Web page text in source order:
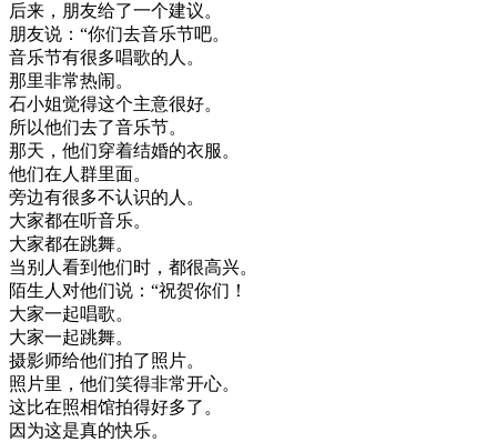
后来 ， 朋友给了一个建议。
朋友说 ： “你们去音乐节吧。
音乐节有很多唱歌的人。
那里非常热闹。
石小姐觉得这个主意很好。
所以他们去了音乐节。
那天 ， 他们穿着结婚的衣服。
他们在人群里面。
旁边有很多不认识的人。
大家都在听音乐。
大家都在跳舞。
当别人看到 他们时 ， 都很高兴。
陌生人对他们说 ： “祝贺你们 ！
大家一起唱歌。
大家一起跳舞。
摄影师给他们拍了照片。
照片里 ， 他们笑得非常开心。
这比在照相馆拍得好多了。
因为这是真的快乐。